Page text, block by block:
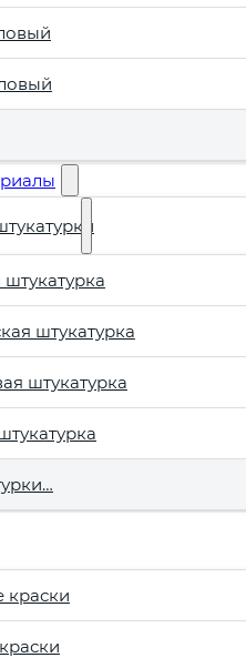
штукатурка
штукатурка
краски